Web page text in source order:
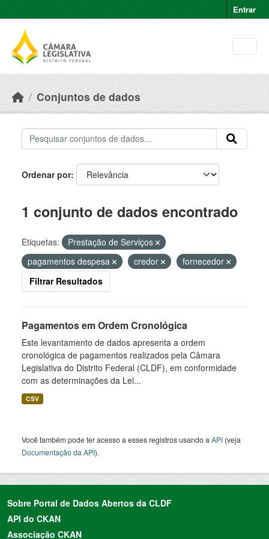
Entrar
Conjuntos de dados
Ordenar por
1 conjunto de dados encontrado
Etiquetas:
Prestação de Serviços
pagamentos despesa
credor
fornecedor
Filtrar Resultados
Pagamentos em Ordem Cronológica
Este levantamento de dados apresenta a ordem
cronológica de pagamentos realizados pela Câmara
Legislativa do Distrito Federal (CLDF), em conformidade
com as determinações da Lei...
CSV
Você também pode ter acesso a esses registros usando a API (veja
Documentação da API).
Sobre Portal de Dados Abertos da CLDF
API do CKAN
Associação CKAN